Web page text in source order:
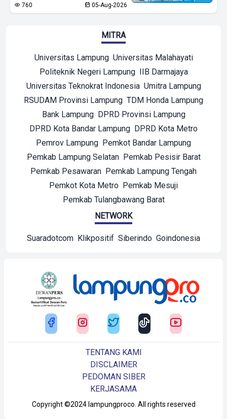
760 05-Aug-2026
MITRA
Universitas Lampung Universitas Malahayati
Politeknik Negeri Lampung IIB Darmajaya
Universitas Teknokrat Indonesia Umitra Lampung
RSUDAM Provinsi Lampung TDM Honda Lampung
Bank Lampung DPRD Provinsi Lampung
DPRD Kota Bandar Lampung DPRD Kota Metro
Pemrov Lampung Pemkot Bandar Lampung
Pemkab Lampung Selatan Pemkab Pesisir Barat
Pemkab Pesawaran Pemkab Lampung Tengah
Pemkot Kota Metro Pemkab Mesuji
Pemkab Tulangbawang Barat
NETWORK
Suaradotcom Klikpositif Siberindo Goindonesia
Copyright ©2024 lampungproco. All rights reserved
TENTANG KAMI
DISCLAIMER
PEDOMAN SIBER
KERJASAMA